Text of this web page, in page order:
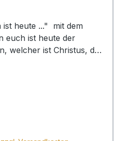
ist heute ..." mit dem
euch ist heute der
welcher ist Christus, der